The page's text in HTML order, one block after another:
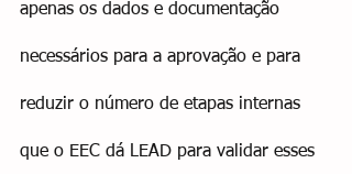
apenas os dados e documentação
necessários para a aprovação e para
reduzir o número de etapas internas
que o EEC dá LEAD para validar esses